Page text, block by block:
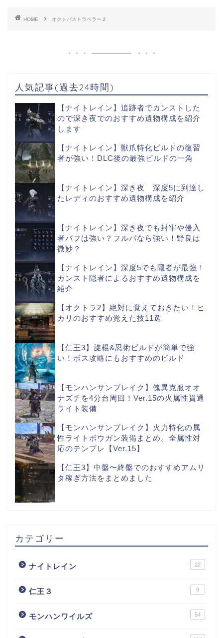
HOME オクトパストラベラー２
人気記事(過去24時間)
【ナイトレイン】追跡者でカンストした
ので深き夜でのおすすめ遺物構成を紹介
します
【ナイトレイン】獣爪特化ビルドの復習
者が強い！DLC後の最強ビルドの一角
【ナイトレイン】深き夜 深度5に到達し
たレディのおすすめ遺物構成を紹介
【ナイトレイン】深き夜でも封牢や侵入
者バフは強い？フルパなら強い！野良は
微妙？
【ナイトレイン】深度5でも隠者が最強！
カンスト隠者によるおすすめ遺物構成を
紹介
【オクトラ2】絶対に覚えておきたい！ヒ
カリのおすすめ覚えた技11選
【仁王3】旋棍&忍術ビルドが簡単で強
い！ボス攻略にもおすすめのビルド
【モンハンサンブレイク】傀異克服オオ
ナズチを4分台周回！Ver.15の火属性貫通
ライト装備
【モンハンサンブレイク】火力特化の属
性ライトボウガン装備まとめ。全属性対
応のテンプレ【Ver.15】
【仁王3】中盤〜終盤でのおすすめアムリ
タ稼ぎ方法をまとめました
カテゴリー
ナイトレイン 22
仁王３ 9
モンハンワイルズ 54